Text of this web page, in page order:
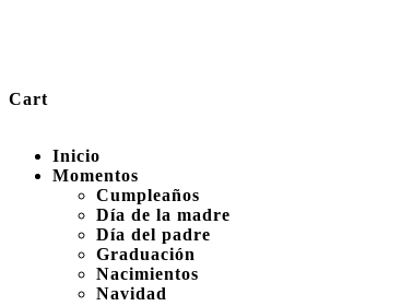
Cart
Inicio
Momentos
Cumpleaños
Día de la madre
Día del padre
Graduación
Nacimientos
Navidad